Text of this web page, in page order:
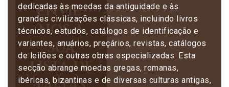
Envie-
nos a
sua
lista de
dedicadas às moedas da antiguidade e às
grandes civilizações clássicas, incluindo livros
técnicos, estudos, catálogos de identificação e
variantes, anuários, preçários, revistas, catálogos
de leilões e outras obras especializadas. Esta
secção abrange moedas gregas, romanas,
ibéricas, bizantinas e de diversas culturas antigas,